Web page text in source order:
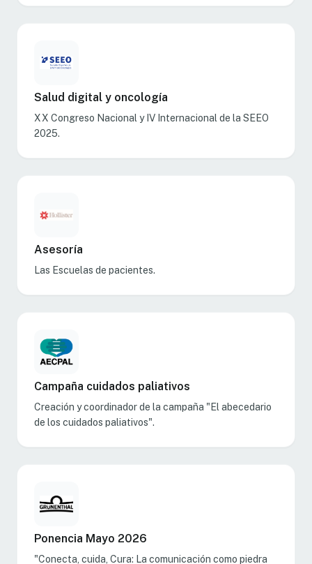
Salud digital y oncología
XX Congreso Nacional y IV Internacional de la SEEO
2025.
Asesoría
Las Escuelas de pacientes.
Campaña cuidados paliativos
Creación y coordinador de la campaña "El abecedario
de los cuidados paliativos".
Ponencia Mayo 2026
"Conecta, cuida, Cura: La comunicación como piedra